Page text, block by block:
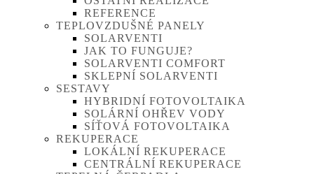
REFERENCE
TEPLOVZDUŠNÉ PANELY
SOLARVENTI
JAK TO FUNGUJE?
SOLARVENTI COMFORT
SKLEPNÍ SOLARVENTI
SESTAVY
HYBRIDNÍ FOTOVOLTAIKA
SOLÁRNÍ OHŘEV VODY
SÍŤOVÁ FOTOVOLTAIKA
REKUPERACE
LOKÁLNÍ REKUPERACE
CENTRÁLNÍ REKUPERACE